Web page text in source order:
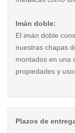
Imán doble:
El imán doble
nuestras chapas
montados en una
propiedades y
Plazos de